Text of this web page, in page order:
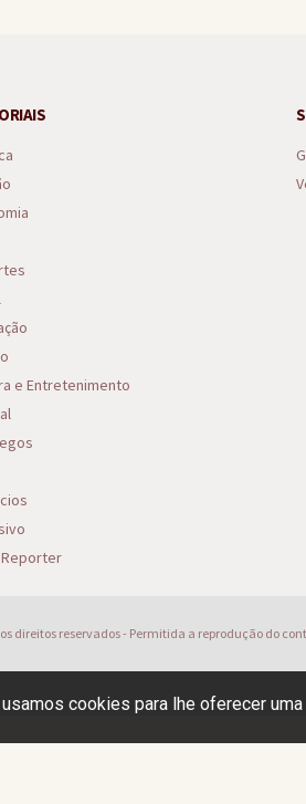
cookies para lhe oferecer
e Entretenimento
direitos reservados - Permitida a reprodução do